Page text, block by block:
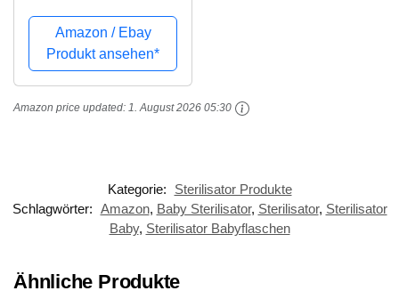
und -trockner,
elektrischer
Dampfsterilisator für bis
zu 6 Babyflaschen,
Sauger & Zubehör,
Amazon / Ebay
Produkt ansehen*
Amazon price updated: 1. August 2026 05:30
Kategorie:
Sterilisator Produkte
Schlagwörter: Amazon, Baby Sterilisator, Sterilisator, Sterilisator
Baby, Sterilisator Babyflaschen
Ähnliche Produkte